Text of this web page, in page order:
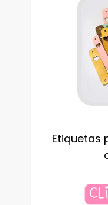
Etiquetas